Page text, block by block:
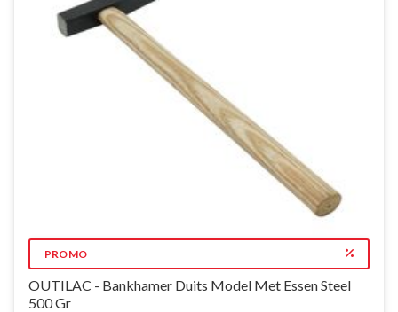
PROMO
OUTILAC - Bankhamer Duits Model Met Essen Steel
500 Gr